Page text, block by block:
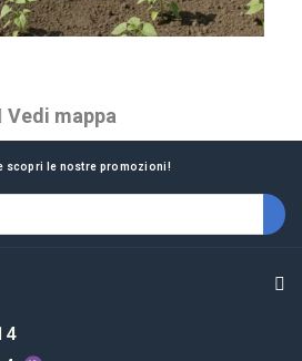
Vedi mappa
scopri le nostre promozioni!